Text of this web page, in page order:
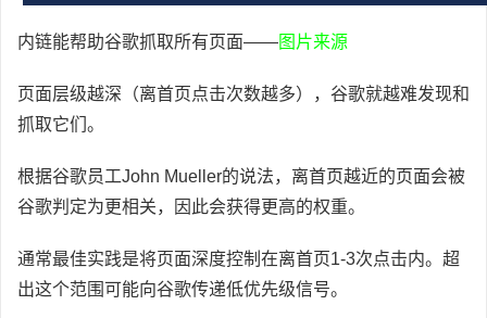
内链能帮助谷歌抓取所有页面——图片来源
页面层级越深（离首页点击次数越多），谷歌就越难发现和
抓取它们。
根据谷歌员工John Mueller的说法，离首页越近的页面会被
谷歌判定为更相关，因此会获得更高的权重。
通常最佳实践是将页面深度控制在离首页1-3次点击内。超
出这个范围可能向谷歌传递低优先级信号。